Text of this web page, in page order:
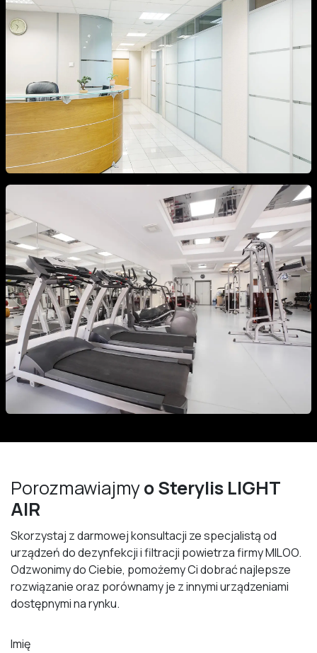
Porozmawiajmyo Sterylis LIGHT
AIR
Skorzystaj z darmowej konsultacji ze specjalistą od
urządzeń do dezynfekcji i filtracji powietrza firmy MILOO.
Odzwonimy do Ciebie, pomożemy Ci dobrać najlepsze
rozwiązanie oraz porównamy je z innymi urządzeniami
dostępnymi na rynku.
Imię